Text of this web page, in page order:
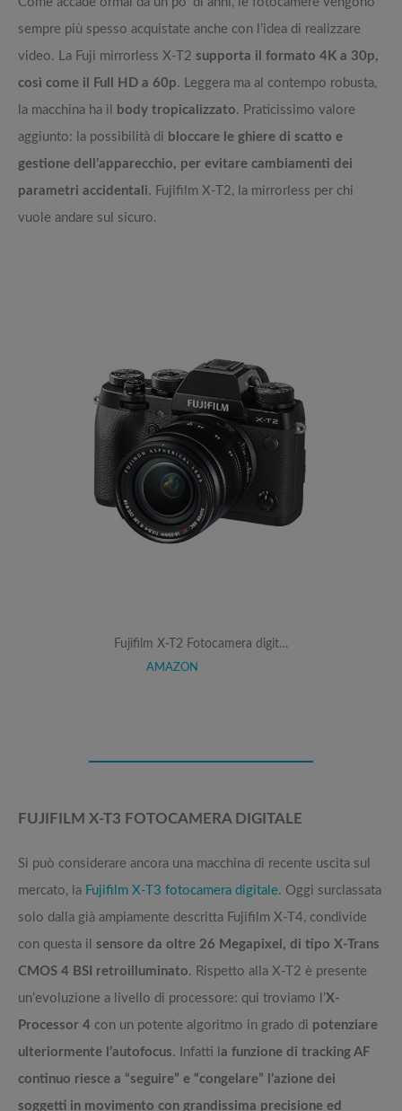
sempre più spesso acquistate anche con l’idea di realizzare
video. La Fuji mirrorless X-T2 supporta il formato 4K a 30p,
così come il Full HD a 60p. Leggera ma al contempo robusta,
la macchina ha il
body tropicalizzato. Praticissimo valore
aggiunto: la possibilità di bloccare le ghiere di scatto e
gestione dell’apparecchio, per evitare cambiamenti dei
parametri accidentali. Fujifilm X-T2, la mirrorless per chi
vuole andare sul sicuro.
Fujifilm X-T2 Fotocamera digit…
AMAZON
FUJIFILM X-T3 FOTOCAMERA DIGITALE
Si può considerare ancora una macchina di recente uscita sul
mercato, la Fujifilm X-T3 fotocamera digitale. Oggi surclassata
solo dalla già ampiamente descritta Fujifilm X-T4, condivide
con questa il sensore da oltre 26 Megapixel, di tipo X-Trans
CMOS 4 BSI retroilluminato. Rispetto alla X-T2 è presente
un’evoluzione a livello di processore: qui troviamo l’X-
Processor 4 con un potente algoritmo in grado di potenziare
ulteriormente l’autofocus. Infatti l a funzione di tracking AF
continuo riesce a “seguire” e “congelare” l’azione dei
soggetti in movimento con grandissima precisione ed